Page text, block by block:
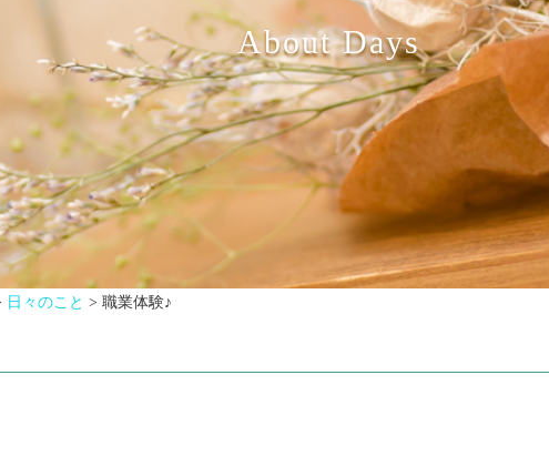
About Days
日々のこと > 職業体験♪